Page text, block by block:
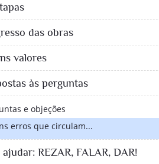
das obras
valores
às perguntas
e objeções
erros que circulam...
ajudar: REZAR, FALAR, DAR!